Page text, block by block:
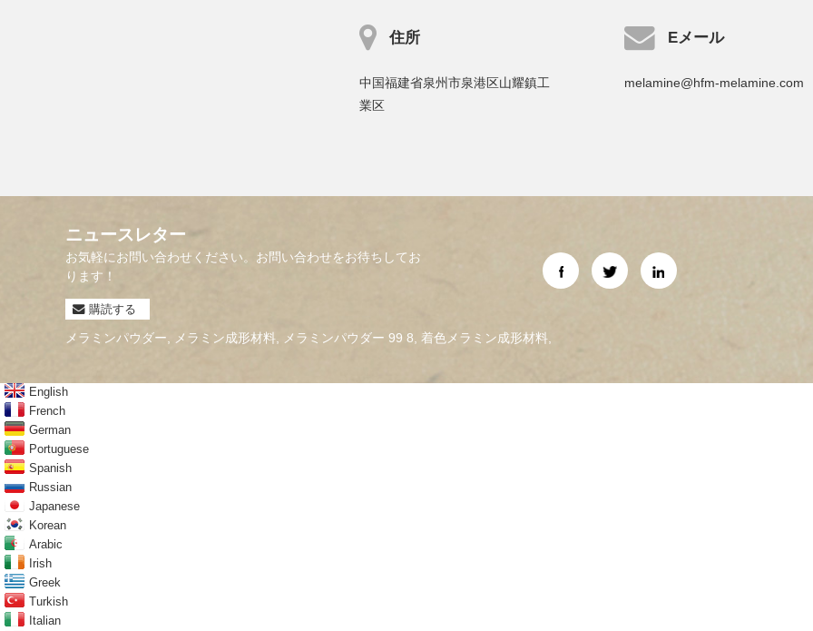
住所
中国福建省泉州市泉港区山耀鎮工
業区
Eメール
melamine@hfm-melamine.com
ニュースレター
お気軽にお問い合わせください。お問い合わせをお待ちしてお
ります！
購読する
メラミンパウダー メラミン成形材料 メラミンパウダー 99 8 着色メラミン成形材料
English
French
German
Portuguese
Spanish
Russian
Japanese
Korean
Arabic
Irish
Greek
Turkish
Italian